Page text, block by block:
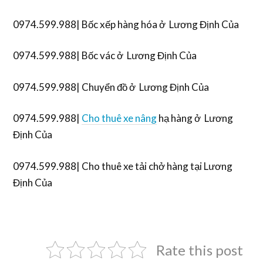
0974.599.988| Bốc xếp hàng hóa ở Lương Định Của
0974.599.988| Bốc vác ở Lương Định Của
0974.599.988| Chuyển đồ ở Lương Định Của
0974.599.988| Cho thuê xe nânghạ hàng ở Lương
Định Của
0974.599.988| Cho thuê xe tải chở hàng tại Lương
Định Của
Rate this post